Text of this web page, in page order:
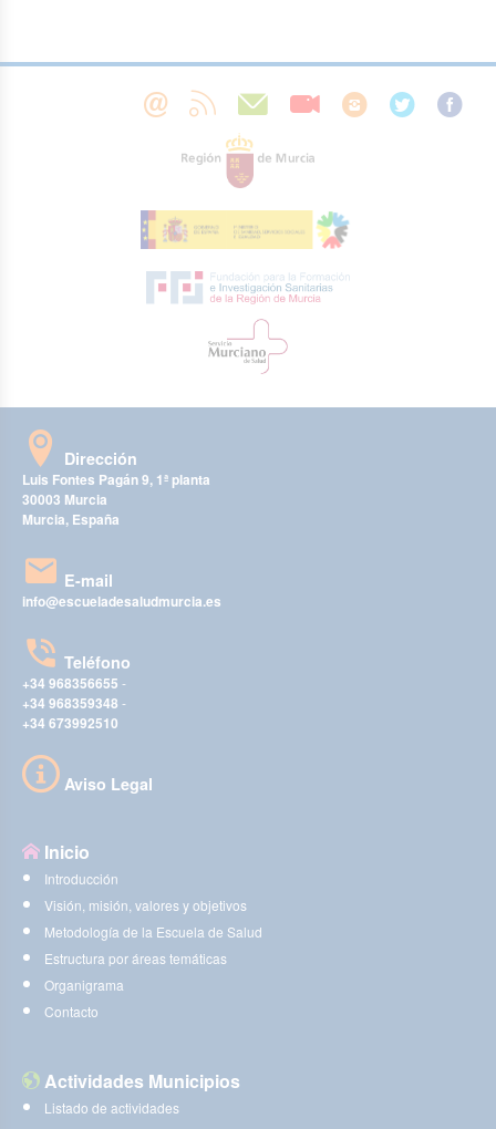
Dirección
Luis Fontes Pagán 9, 1ª planta
30003 Murcia
Murcia, España
E-mail
info@escueladesaludmurcia.es
Teléfono
+34 968356655 -
+34 968359348 -
+34 673992510
Aviso Legal
Inicio
Introducción
Visión, misión, valores y objetivos
Metodología de la Escuela de Salud
Estructura por áreas temáticas
Organigrama
Contacto
Actividades Municipios
Listado de actividades